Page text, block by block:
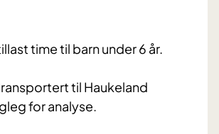
time til barn under 6 år.
til Haukeland
for analyse.